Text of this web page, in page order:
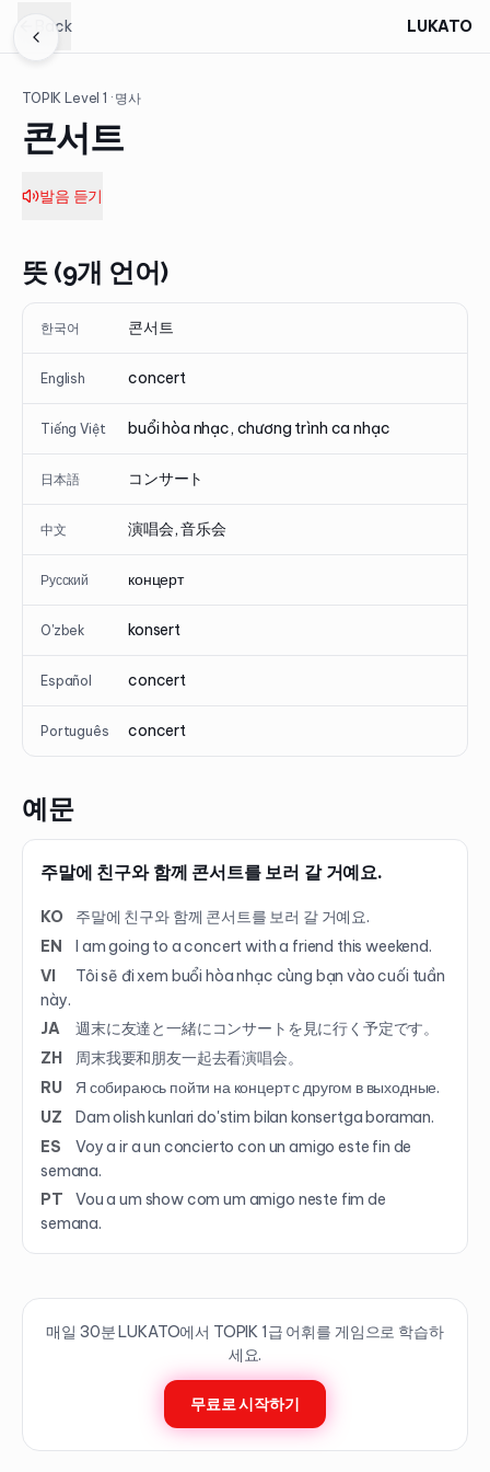
Back LUKATO
TOPIK Level1 · 명사
콘서트
발음 듣기
뜻 (9개 언어)
한국어 콘서트
English concert
Tiếng Việt buổi hòa nhạc, chương trình ca nhạc
日本語 コンサート
中文 演唱会, 音乐会
Русский концерт
O'zbek konsert
Español concert
Português concert
예문
주말에 친구와 함께 콘서트를 보러 갈 거예요.
KO
주말에 친구와 함께 콘서트를 보러 갈 거예요.
EN
I am going to a concert with a friend this weekend.
VI
Tôi sẽ đi xem buổi hòa nhạc cùng bạn vào cuối tuần
này.
JA
週末に友達と一緒にコンサートを見に行く予定です。
ZH
周末我要和朋友一起去看演唱会。
RU
Я собираюсь пойти на концерт с другом в выходные.
UZ
Dam olish kunlari do'stim bilan konsertga boraman.
ES
Voy a ir a un concierto con un amigo este fin de
semana.
PT
Vou a um show com um amigo neste fim de
semana.
매일 30분 LUKATO에서 TOPIK 1급 어휘를 게임으로 학습하
세요.
무료로 시작하기